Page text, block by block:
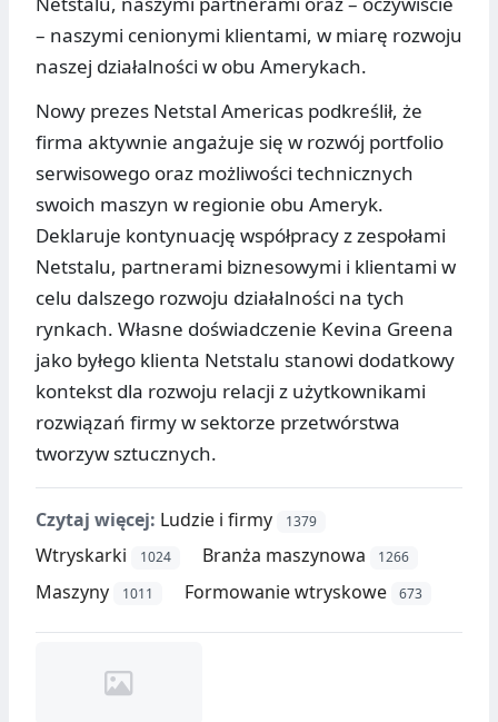
– naszymi cenionymi klientami, w miarę rozwoju
naszej działalności w obu Amerykach.
Nowy prezes Netstal Americas podkreślił, że
firma aktywnie angażuje się w rozwój portfolio
serwisowego oraz możliwości technicznych
swoich maszyn w regionie obu Ameryk.
Deklaruje kontynuację współpracy z zespołami
Netstalu, partnerami biznesowymi i klientami w
celu dalszego rozwoju działalności na tych
rynkach. Własne doświadczenie Kevina Greena
jako byłego klienta Netstalu stanowi dodatkowy
kontekst dla rozwoju relacji z użytkownikami
rozwiązań firmy w sektorze przetwórstwa
tworzyw sztucznych.
Czytaj więcej: Ludzie i firmy 1379
Wtryskarki 1024 Branża maszynowa 1266
Maszyny 1011 Formowanie wtryskowe 673